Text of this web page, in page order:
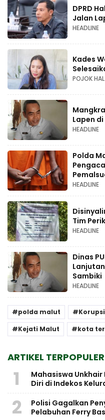
DPRD
Jalan
HEADLINE
Kades
POJOK
Lapen
HEADLINE
Polda
HEADLINE
Tim
HEADLINE
Dinas
Sambiki
HEADLINE
polda malut Korupsi
Kejati Malut
kota
ARTIKEL TERPOPULER
1
Mahasiswa
Diri di Indekos
2
Polisi Gagalkan
Pelabuhan Ferry